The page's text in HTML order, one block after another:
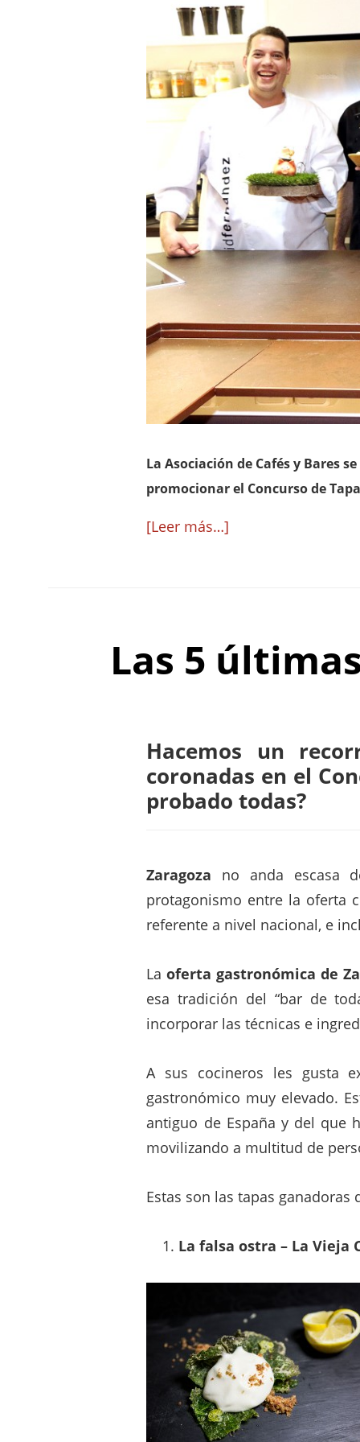
La Asociación de Cafés y Bares
promocionar el Concurso de
[Leer más…]
Día
Mundial
Tapa
con
una
las
mejores
tapas
año
Las 5
Hacemos un
coronadas en el
probado todas?
Zaragoza no anda escasa
protagonismo entre la oferta
referente a nivel nacional, e
Laoferta gastronómica de
esa tradición del “bar de
incorporar las técnicas e
A sus cocineros les gusta
gastronómico muy elevado.
antiguo de España y del que
movilizando a multitud de
Estas son las tapas
La falsa ostra – La Vieja